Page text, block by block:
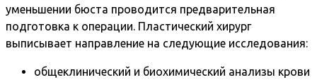
уменьшении бюста проводится предварительная
подготовка к операции. Пластический хирург
выписывает направление на следующие исследования:
общеклинический и биохимический анализы крови